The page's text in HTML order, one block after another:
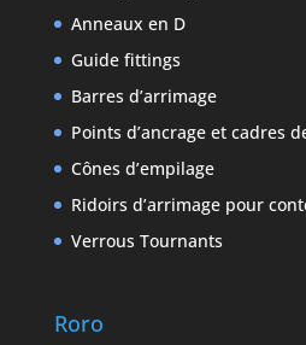
Anneaux en D
Guide fittings
Barres d’arrimage
Points d’ancrage et cadres
Cônes d’empilage
Ridoirs d’arrimage pour
Verrous Tournants
Roro